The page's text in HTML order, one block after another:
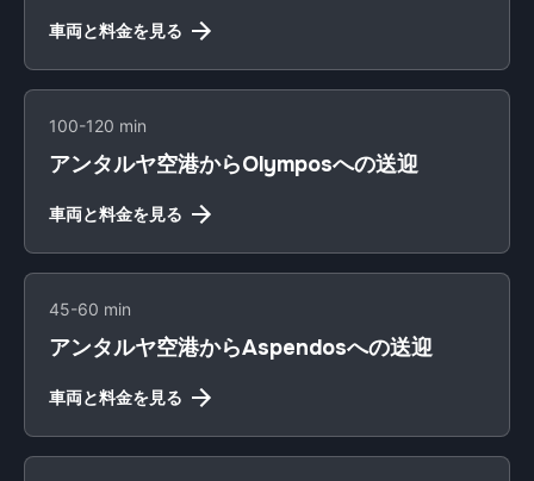
車両と料金を見る
100-120 min
アンタルヤ空港からOlymposへの送迎
車両と料金を見る
45-60 min
アンタルヤ空港からAspendosへの送迎
車両と料金を見る